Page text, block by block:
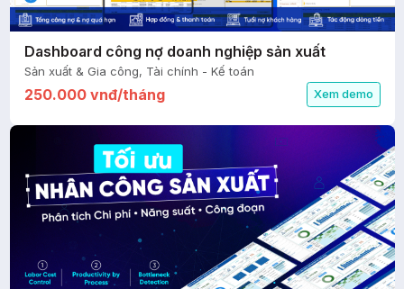
Dashboard công nợ doanh nghiệp sản xuất
Sản xuất & Gia công, Tài chính - Kế toán
250.000 vnđ/tháng Xem demo